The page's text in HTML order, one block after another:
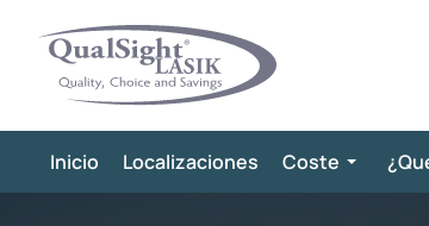
contenido
Inicio Localizaciones Coste